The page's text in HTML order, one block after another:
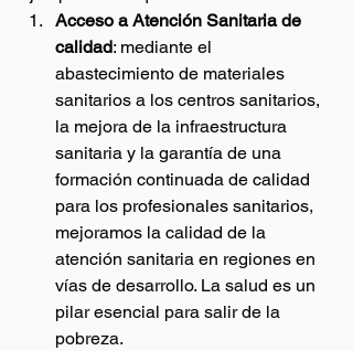
Acceso a Atención Sanitaria de
calidad: mediante el
abastecimiento de materiales
sanitarios a los centros sanitarios,
la mejora de la infraestructura
sanitaria y la garantía de una
formación continuada de calidad
para los profesionales sanitarios,
mejoramos la calidad de la
atención sanitaria en regiones en
vías de desarrollo. La salud es un
pilar esencial para salir de la
pobreza.